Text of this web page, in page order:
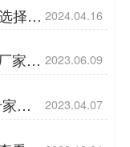
择-
2024.04.16
家为 2023.06.09
都
2023.04.07